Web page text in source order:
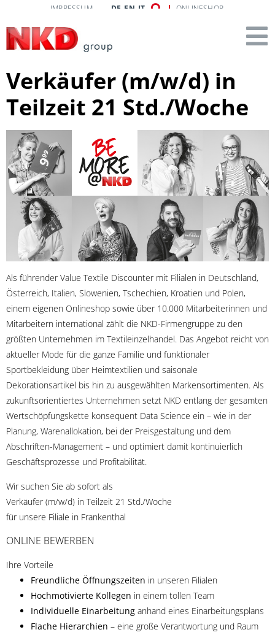
IMPRESSUM DE EN IT ONLINESHOP
Verkäufer (m/w/d) in
Teilzeit 21 Std./Woche
Als führender Value Textile Discounter mit Filialen in Deutschland,
Österreich, Italien, Slowenien, Tschechien, Kroatien und Polen,
einem eigenen Onlineshop sowie über 10.000 Mitarbeiterinnen und
Mitarbeitern international zählt die NKD-Firmengruppe zu den
größten Unternehmen im Textileinzelhandel. Das Angebot reicht von
aktueller Mode für die ganze Familie und funktionaler
Sportbekleidung über Heimtextilien und saisonale
Dekorationsartikel bis hin zu ausgewählten Markensortimenten. Als
zukunftsorientiertes Unternehmen setzt NKD entlang der gesamten
Wertschöpfungskette konsequent Data Science ein – wie in der
Planung, Warenallokation, bei der Preisgestaltung und dem
Abschriften-Management – und optimiert damit kontinuierlich
Geschäftsprozesse und Profitabilität.
Wir suchen Sie ab sofort als
Verkäufer (m/w/d) in Teilzeit 21 Std./Woche
für unsere Filiale in Frankenthal
ONLINE BEWERBEN
Ihre Vorteile
Freundliche Öffnungszeiten in unseren Filialen
Hochmotivierte Kollegen in einem tollen Team
Individuelle Einarbeitung anhand eines Einarbeitungsplans
Flache Hierarchien – eine große Verantwortung und Raum